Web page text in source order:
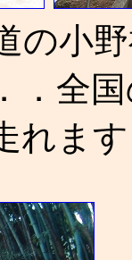
の小
．全
れま